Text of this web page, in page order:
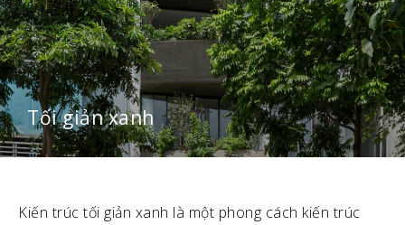
Tối giản xanh
Kiến trúc tối giản xanh là một phong cách kiến trúc